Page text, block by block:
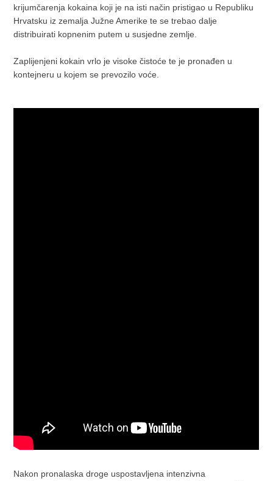
krijumčarenja kokaina koji je na isti način pristigao u Republiku
Hrvatsku iz zemalja Južne Amerike te se trebao dalje
distribuirati kopnenim putem u susjedne zemlje.
Zaplijenjeni kokain vrlo je visoke čistoće te je pronađen u
kontejneru u kojem se prevozilo voće.
Nakon pronalaska droge uspostavljena intenzivna